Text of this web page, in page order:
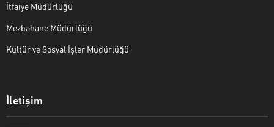
İtfaiye Müdürlüğü
Mezbahane Müdürlüğü
Kültür ve Sosyal İşler Müdürlüğü
İletişim